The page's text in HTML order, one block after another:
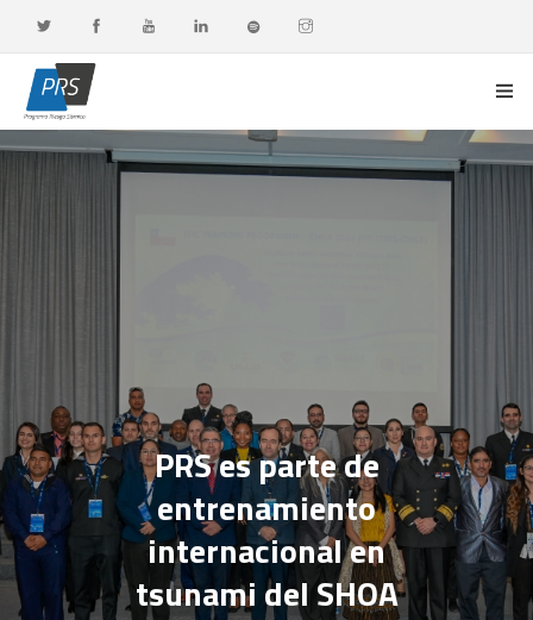
PORTADA
PRS es parte de
entrenamiento
internacional en
tsunami del SHOA